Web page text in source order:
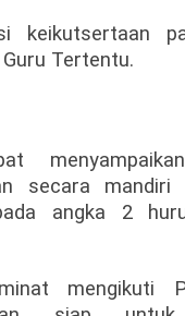
keikutsertaan
Guru Tertentu.
secara mandiri
angka 2
mengikuti